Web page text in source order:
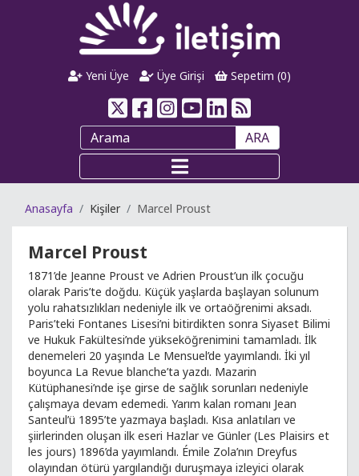
Yeni Üye Üye Girişi Sepetim (0)
ARA
Anasayfa Kişiler Marcel Proust
Marcel Proust
1871’de Jeanne Proust ve Adrien Proust’un ilk çocuğu
olarak Paris’te doğdu. Küçük yaşlarda başlayan solunum
yolu rahatsızlıkları nedeniyle ilk ve ortaöğrenimi aksadı.
Paris’teki Fontanes Lisesi’ni bitirdikten sonra Siyaset Bilimi
ve Hukuk Fakültesi’nde yükseköğrenimini tamamladı. İlk
denemeleri 20 yaşında Le Mensuel’de yayımlandı. İki yıl
boyunca La Revue blanche’ta yazdı. Mazarin
Kütüphanesi’nde işe girse de sağlık sorunları nedeniyle
çalışmaya devam edemedi. Yarım kalan romanı Jean
Santeul’ü 1895’te yazmaya başladı. Kısa anlatıları ve
şiirlerinden oluşan ilk eseri Hazlar ve Günler (Les Plaisirs et
les jours) 1896’da yayımlandı. Émile Zola’nın Dreyfus
olayından ötürü yargılandığı duruşmaya izleyici olarak